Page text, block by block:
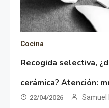
Cocina
Recogida selectiva,
cerámica? Atención:
22/04/2026 Samuel